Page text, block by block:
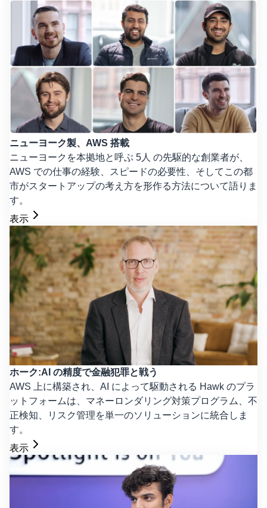
ニューヨーク製、AWS 搭載
ニューヨークを本拠地と呼ぶ 5人 の先駆的な創業者が、
AWS での仕事の経験、スピードの必要性、そしてこの都
市がスタートアップの考え方を形作る方法について語りま
す。
表示
ホーク:AI の精度で金融犯罪と戦う
AWS 上に構築され、AI によって駆動される Hawk のプラ
ットフォームは、マネーロンダリング対策プログラム、不
正検知、リスク管理を単一のソリューションに統合しま
す。
表示